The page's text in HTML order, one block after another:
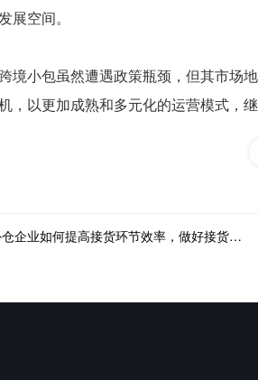
展空间。
境小包虽然遭遇政策瓶颈，但其市场
，以更加成熟和多元化的运营模式，
上一篇：海外仓企业如何提高接货环节效率，做好接货流程优化？